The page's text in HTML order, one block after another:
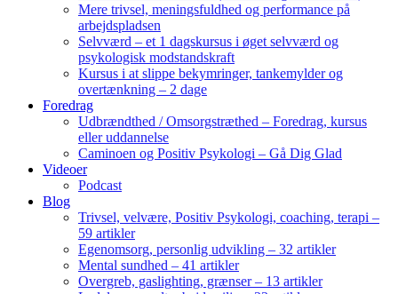
Mere trivsel, meningsfuldhed og performance på
arbejdspladsen
Selvværd – et 1 dagskursus i øget selvværd og
psykologisk modstandskraft
Kursus i at slippe bekymringer, tankemylder og
overtænkning – 2 dage
Foredrag
Udbrændthed / Omsorgstræthed – Foredrag, kursus
eller uddannelse
Caminoen og Positiv Psykologi – Gå Dig Glad
Videoer
Podcast
Blog
Trivsel, velvære, Positiv Psykologi, coaching, terapi –
59 artikler
Egenomsorg, personlig udvikling – 32 artikler
Mental sundhed – 41 artikler
Overgreb, gaslighting, grænser – 13 artikler